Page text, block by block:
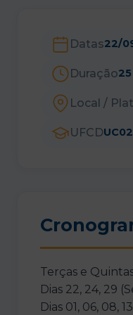
Datas22/
Duração
Local /
UFCD
Terças e
Dias 22, 24, 29
Dias 01, 06, 08,